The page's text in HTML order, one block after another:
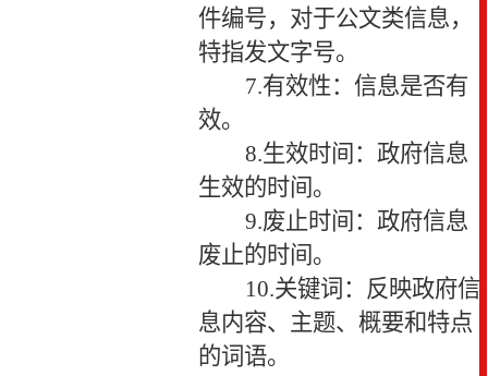
件编号，对于公文类信息，
特指发文字号。
7.有效性：信息是否有
效。
8.生效时间：政府信息
生效的时间。
9.废止时间：政府信息
废止的时间。
10.关键词：反映政府信
息内容、主题、概要和特点
的词语。